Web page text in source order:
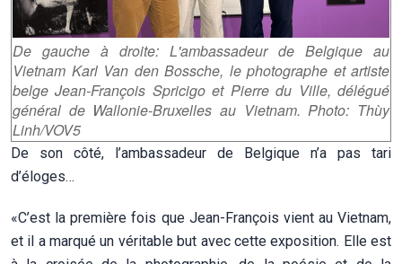
De gauche à droite: L'ambassadeur de Belgique au
Vietnam Karl Van den Bossche, le photographe et artiste
belge Jean-François Spricigo et Pierre du Ville, délégué
général de Wallonie-Bruxelles au Vietnam.Photo: Thùy
Linh/VOV5
De son côté, l’ambassadeur de Belgique n’a pas tari
d’éloges…
«C’est la première fois que Jean-François vient au Vietnam,
et il a marqué un véritable but avec cette exposition. Elle est